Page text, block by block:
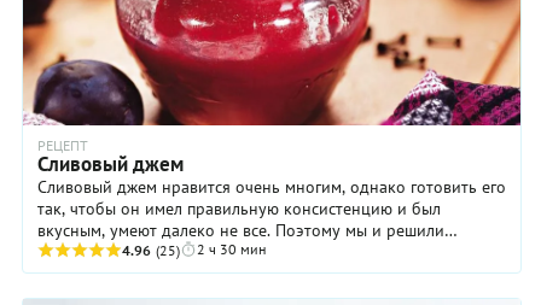
РЕЦЕПТ
Сливовый джем
Сливовый джем нравится очень многим, однако готовить его
так, чтобы он имел правильную консистенцию и был
вкусным, умеют далеко не все. Поэтому мы и решили
поделиться здесь этим замечательным ...
4.96 (25) 2 ч 30 мин